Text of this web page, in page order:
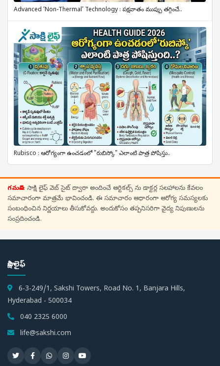
Advanced ‘Non-Thermal’ Technology : పక్షవాతం ముప్పు తగ్గించే..
Rubisco : ఆరోగ్యంగా ఉంచడంలో "రుబిస్కో" ఎలాంటి పాత్ర పోషిస్తు..
గమనిక: సాక్షి లైఫ్ వెబ్ సైట్ ద్వారా అందించే ఆర్టికల్స్ ను డాక్టర్ల సలహాలను కేవలం
సమాచారంగా మాత్రమే భావించండి. ఈ సమాచారం ఆధారంగా ఆరోగ్య సమస్యలకు
సంబంధించిన నిర్ణయాలు తీసుకోవద్దు. అందుకోసం తప్పనిసరిగా వైద్య నిపుణులను
సంప్రదించండి.
సాక్షి లైఫ్
6-3-249/1, Sakshi Towers, Road No. 1, Banjara Hills,
Hyderabad - 500034
040 2325 6000
life@sakshi.com